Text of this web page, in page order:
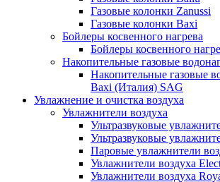
Газовые колонки Zanussi
Газовые колонки Baxi
Бойлеры косвенного нагрева
Бойлеры косвенного
Накопительные газовые
Накопительные газовые
Baxi (Италия) SAG
Увлажнение и очистка воздуха
Увлажнители воздуха
Ультразвуковые
Ультразвуковые
Паровые увлажнители
Увлажнители воздуха
Увлажнители воздуха